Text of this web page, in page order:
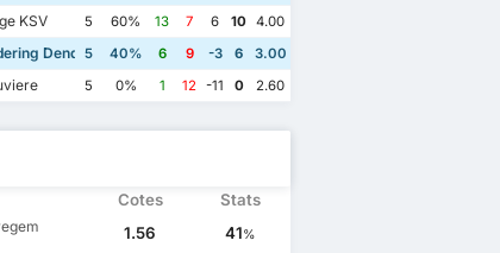
KSV 5 60% 13 7 6 10 4.00
Dender Eendracht Hekelgem
5 40% 6 9 -3 6
3.00
5 0% 1 12 -11 0 2.60
Cotes Stats
1.56 41%